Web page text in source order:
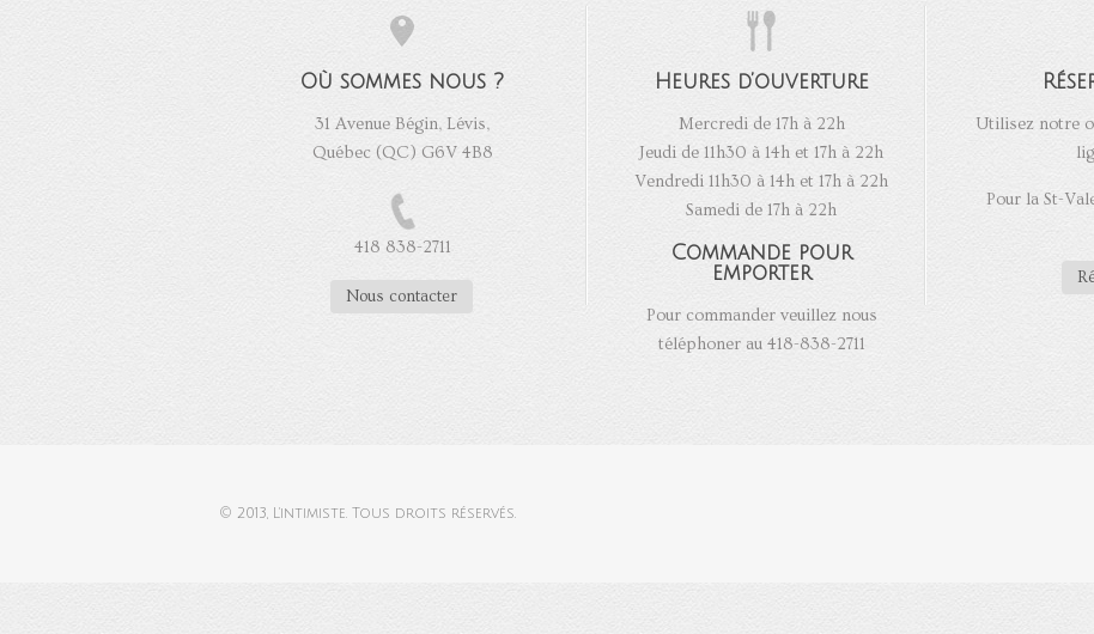
Où sommes nous ?
31 Avenue Bégin, Lévis,
Québec (QC) G6V 4B8
418 838-2711
Nous contacter
Heures d’ouverture
Mercredi de 17h à 22h
Jeudi de 11h30 à 14h et 17h à 22h
Vendredi 11h30 à 14h et 17h à 22h
Samedi de 17h à 22h
Commande pour
emporter
Pour commander veuillez nous
téléphoner au 418-838-2711
Utilisez notre
Pour la St-
© 2013, L'intimiste. Tous droits réservés.